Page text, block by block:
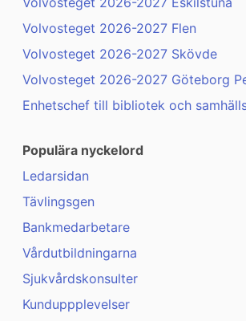
Volvosteget 2026-2027 Flen
Volvosteget 2026-2027 Skövde
Volvosteget 2026-2027 Göteborg
Enhetschef till bibliotek och
Populära nyckelord
Ledarsidan
Tävlingsgen
Bankmedarbetare
Vårdutbildningarna
Sjukvårdskonsulter
Kunduppplevelser